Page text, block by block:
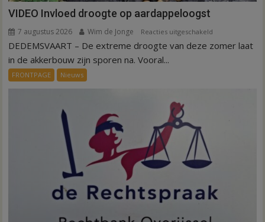
VIDEO Invloed droogte op aardappeloogst
7 augustus 2026 Wim de Jonge Reacties uitgeschakeld
VIDEO
DEDEMSVAART – De extreme droogte van deze zomer laat
in de akkerbouw zijn sporen na. Vooral...
FRONTPAGE Nieuws